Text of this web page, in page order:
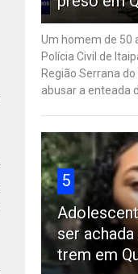
Um homem de 50
Polícia Civil de
Região Serrana
abusar a enteada
5
ser
trem em